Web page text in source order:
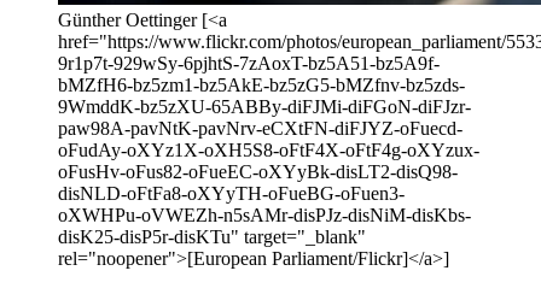
Günther Oettinger [<a
href="https://www.flickr.com/photos/european_parliament/
9r1p7t-929wSy-6pjhtS-7zAoxT-bz5A51-bz5A9f-
bMZfH6-bz5zm1-bz5AkE-bz5zG5-bMZfnv-bz5zds-
9WmddK-bz5zXU-65ABBy-diFJMi-diFGoN-diFJzr-
paw98A-pavNtK-pavNrv-eCXtFN-diFJYZ-oFuecd-
oFudAy-oXYz1X-oXH5S8-oFtF4X-oFtF4g-oXYzux-
oFusHv-oFus82-oFueEC-oXYyBk-disLT2-disQ98-
disNLD-oFtFa8-oXYyTH-oFueBG-oFuen3-
oXWHPu-oVWEZh-n5sAMr-disPJz-disNiM-disKbs-
disK25-disP5r-disKTu" target="_blank"
rel="noopener">[European Parliament/Flickr]</a>]